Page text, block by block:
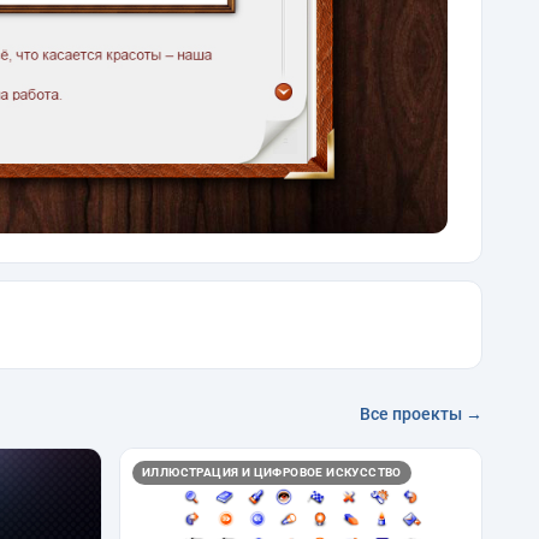
Все проекты →
ИЛЛЮСТРАЦИЯ И ЦИФРОВОЕ ИСКУССТВО